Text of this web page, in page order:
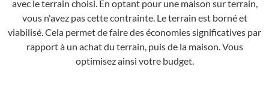
avec le terrain choisi. En optant pour une maison sur terrain,
vous n'avez pas cette contrainte. Le terrain est borné et
viabilisé. Cela permet de faire des économies significatives par
rapport à un achat du terrain, puis de la maison. Vous
optimisez ainsi votre budget.